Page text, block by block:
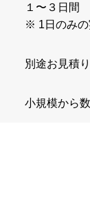
１〜３日間
※ 1日のみの
別途お見積
小規模から